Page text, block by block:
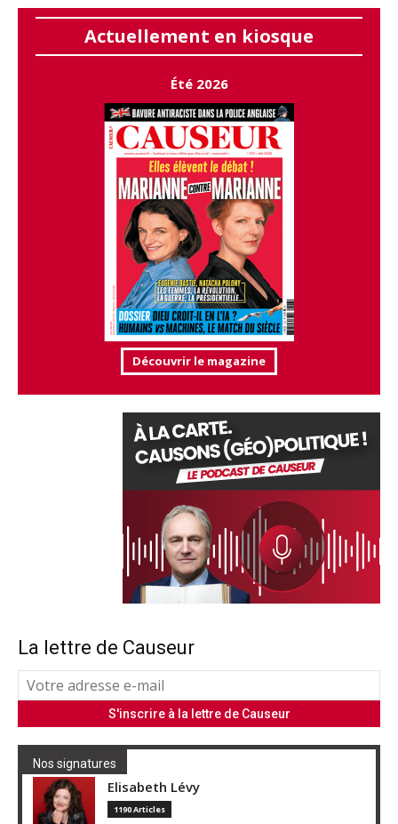
Actuellement en kiosque
Été 2026
Découvrir le magazine
La lettre de Causeur
Nos signatures
Elisabeth Lévy
1190 Articles